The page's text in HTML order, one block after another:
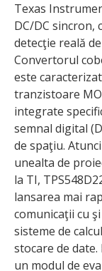
Texas
DC/DC sincron,
detecţie reală
Convertorul
este
tranzistoare
integrate
semnal digital
de spaţiu.
unealta de
la TI,
lansarea mai
comunicaţii cu
sisteme de
stocare de
un modul de